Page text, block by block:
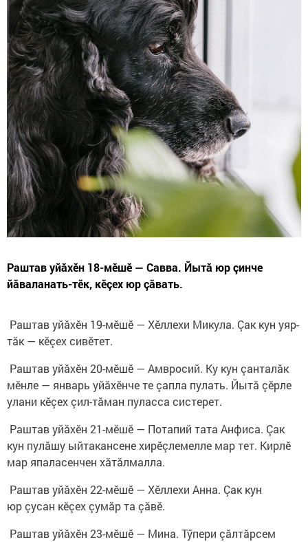
Раштав уйăхӗн 18-мӗшӗ — Савва. Йытă юр çинче
йăваланать-тӗк, кӗçех юр çăвать.
Раштав уйăхӗн 19-мӗшӗ — Хӗллехи Микула. Çак кун уяр-
тăк — кӗçех сивӗтет.
Раштав уйăхӗн 20-мӗшӗ — Амвросий. Ку кун çанталăк
мӗнле — январь уйăхӗнче те çапла пулать. Йытă çӗрле
улани кӗçех çил-тăман пуласса систерет.
Раштав уйăхӗн 21-мӗшӗ — Потапий тата Анфиса. Çак
кун пулăшу ыйтакансене хирӗçлемелле мар тет. Кирлӗ
мар япаласенчен хăтăлмалла.
Раштав уйăхӗн 22-мӗшӗ — Хӗллехи Анна. Çак кун
юр çусан кӗçех çумăр та çăвӗ.
Раштав уйăхӗн 23-мӗшӗ — Мина. Тӳпери çăлтăрсем